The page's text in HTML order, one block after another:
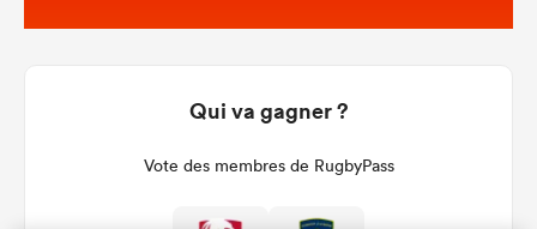
Qui va gagner ?
Vote des membres de RugbyPass